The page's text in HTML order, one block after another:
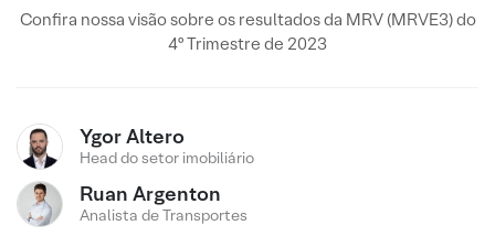
Confira nossa visão sobre os resultados da MRV (MRVE3) do
4º Trimestre de 2023
Ygor Altero
Head do setor imobiliário
Ruan Argenton
Analista de Transportes